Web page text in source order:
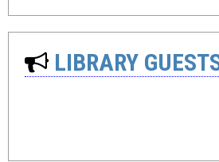
LIBRARY